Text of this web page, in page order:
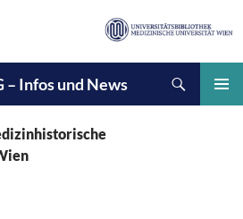
– Infos und News